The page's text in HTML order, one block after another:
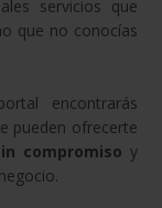
servicios que
que no conocías
encontrarás
pueden ofrecerte
compromiso y